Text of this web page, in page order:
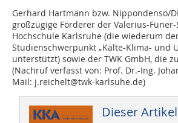
Gerhard Hartmann bzw. Nippondenso/
großzügige Förderer der Valerius-
Hochschule Karlsruhe (die wiederum
Studienschwerpunkt „Kälte-Klima- und
unterstützt) sowie der TWK GmbH, die
(Nachruf verfasst von: Prof. Dr.-Ing.
Mail: j.reichelt@twk-karlsuhe.de)
Dieser